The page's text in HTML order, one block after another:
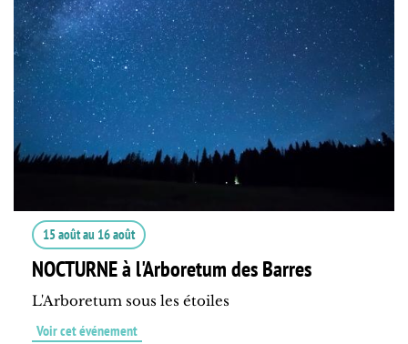
15 aoûtau 16 août
NOCTURNE à l'Arboretum des Barres
L'Arboretum sous les étoiles
Voir cet événement